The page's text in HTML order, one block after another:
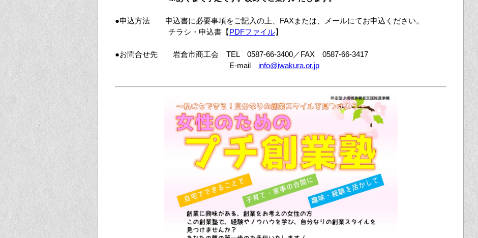
●申込方法 申込書に必要事項をご記入の上、FAXまたは、メールにてお申込ください。
チラシ・申込書【PDFファイル】
●お問合せ先 岩倉市商工会 TEL 0587-66-3400／FAX 0587-66-3417
E-mail info@iwakura.or.jp